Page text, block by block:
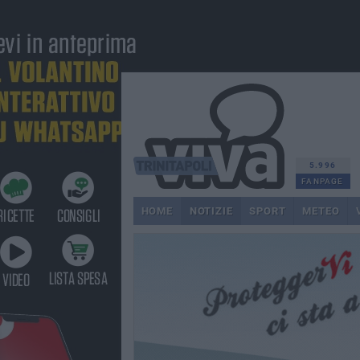
5.996
FANPAGE
HOME NOTIZIE SPORT METEO